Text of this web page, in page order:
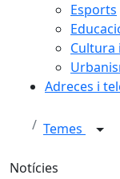
Esports
Cultura
Adreces i
Temes
Notícies